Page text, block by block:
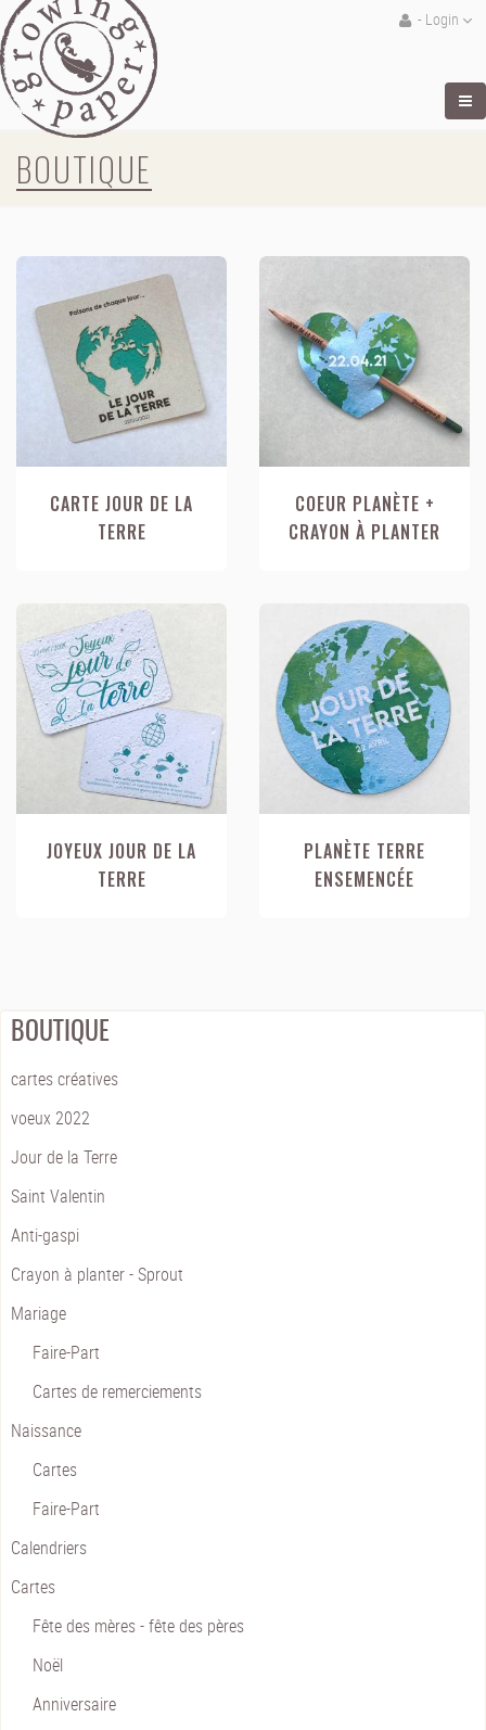
- Login
BOUTIQUE
CARTE JOUR DE LA
TERRE
COEUR PLANÈTE +
CRAYON À PLANTER
JOYEUX JOUR DE LA
TERRE
PLANÈTE TERRE
ENSEMENCÉE
BOUTIQUE
cartes créatives
voeux 2022
Jour de la Terre
Saint Valentin
Anti-gaspi
Crayon à planter - Sprout
Mariage
Faire-Part
Cartes de remerciements
Naissance
Cartes
Faire-Part
Calendriers
Cartes
Fête des mères - fête des pères
Noël
Anniversaire